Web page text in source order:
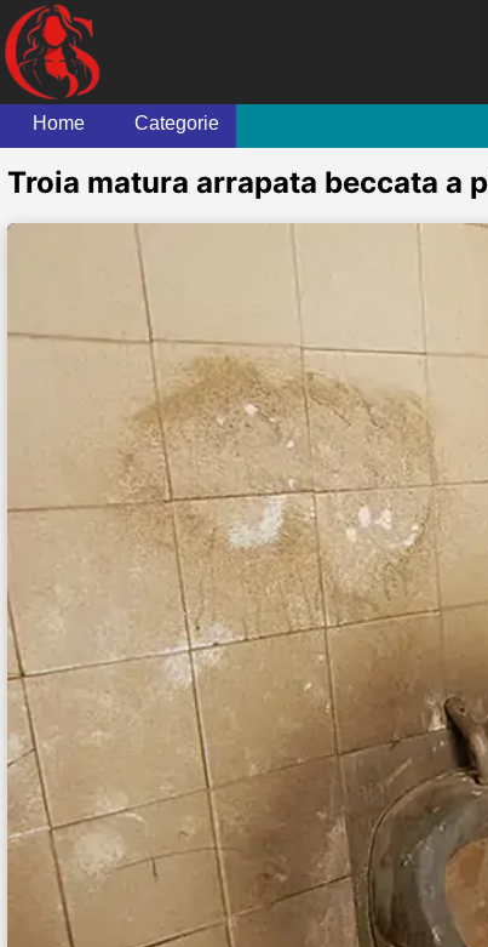
Home Categorie
Troia matura arrapata beccata a